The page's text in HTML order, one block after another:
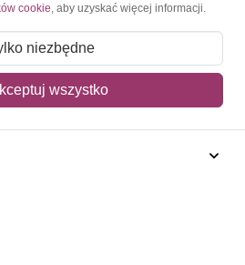
cookie, aby uzyskać więcej informacji.
niezbędne
wszystko